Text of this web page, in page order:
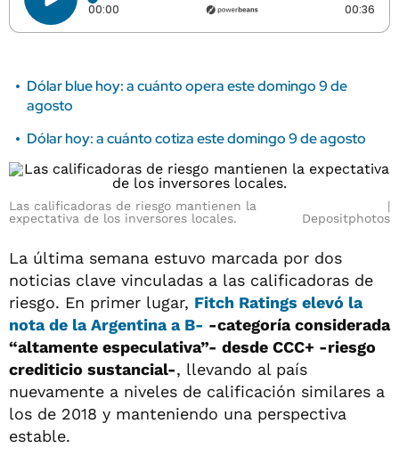
00:00 Tiempo transcurrido: 0 segundos 00:36
Dólar blue hoy: a cuánto opera este domingo 9 de
agosto
Dólar hoy: a cuánto cotiza este domingo 9 de agosto
Las calificadoras de riesgo mantienen la
expectativa de los inversores locales.
Depositphotos
La última semana estuvo marcada por dos
noticias clave vinculadas a las calificadoras de
riesgo. En primer lugar, Fitch Ratings elevó la
nota de la Argentina a B- -categoría considerada
“altamente especulativa”- desde CCC+ -riesgo
crediticio sustancial-, llevando al país
nuevamente a niveles de calificación similares a
los de 2018 y manteniendo una perspectiva
estable.